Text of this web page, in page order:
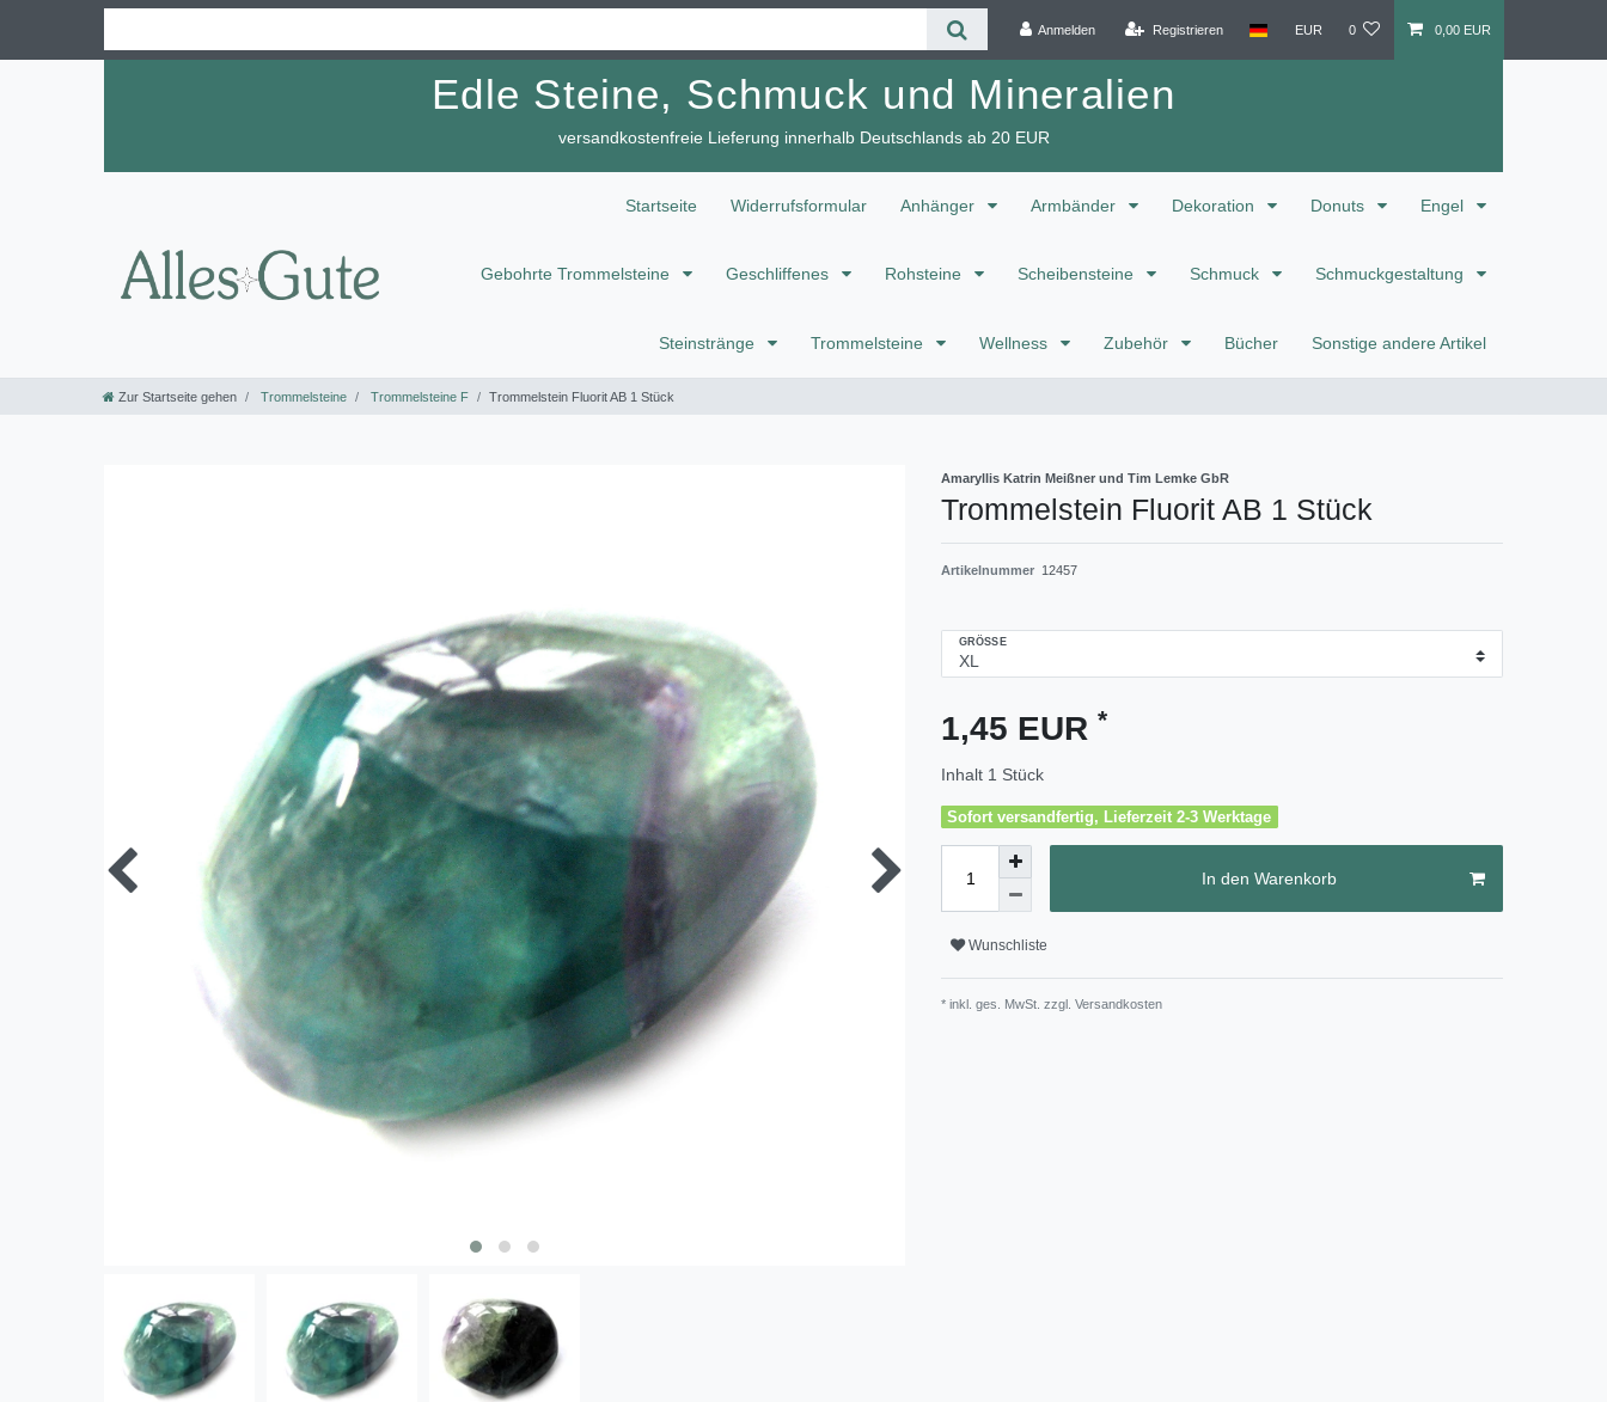
Anmelden Registrieren EUR 0 0,00 EUR
Edle Steine, Schmuck und Mineralien
versandkostenfreie Lieferung innerhalb Deutschlands ab 20 EUR
Startseite Widerrufsformular Anhänger Armbänder Dekoration Donuts Engel
Gebohrte Trommelsteine Geschliffenes Rohsteine Scheibensteine Schmuck Schmuckgestaltung
Steinstränge Trommelsteine Wellness Zubehör Bücher Sonstige andere Artikel
Zur Startseite gehen Trommelsteine Trommelsteine F Trommelstein Fluorit AB 1 Stück
Amaryllis Katrin Meißner und Tim Lemke GbR
Trommelstein Fluorit AB 1 Stück
Artikelnummer 12457
GRÖSSE
1,45 EUR *
Inhalt 1 Stück
Sofort versandfertig, Lieferzeit 2-3 Werktage
In den Warenkorb
Wunschliste
* inkl. ges. MwSt. zzgl. Versandkosten